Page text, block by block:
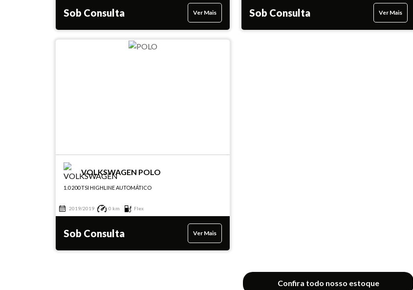
Sob Consulta Ver Mais Sob Consulta Ver Mais
VOLKSWAGEN POLO
1.0 200 TSI HIGHLINE AUTOMÁTICO
2019/2019 0 km Flex
Sob Consulta Ver Mais
Confira todo nosso estoque